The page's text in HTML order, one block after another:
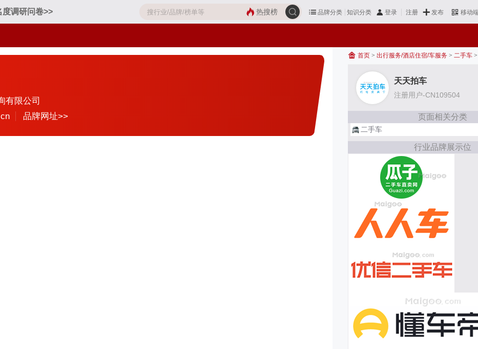
度调研问卷>> 品牌分类 知识分类 登录 注册 发布 移动
热搜榜
有限公司
品牌网址>>
首页 > 出行服务/酒店住宿/车服务 > 二手车 >
天天拍车
注册用户-CN109504
页面相关分类
二手车
行业品牌展示位